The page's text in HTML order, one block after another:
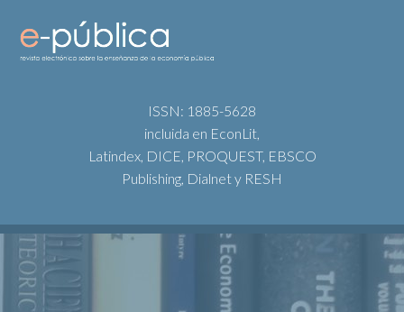
ISSN: 1885-5628
incluida en EconLit,
Latindex, DICE, PROQUEST, EBSCO
Publishing, Dialnet y RESH